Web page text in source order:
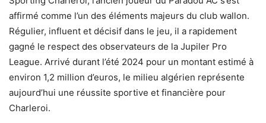
affirmé comme l’un des éléments majeurs du club wallon.
Régulier, influent et décisif dans le jeu, il a rapidement
gagné le respect des observateurs de la Jupiler Pro
League. Arrivé durant l’été 2024 pour un montant estimé à
environ 1,2 million d’euros, le milieu algérien représente
aujourd’hui une réussite sportive et financière pour
Charleroi.